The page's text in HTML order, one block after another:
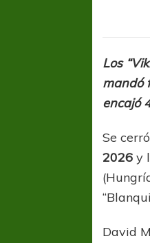
Los
mandó
encajó
Se
2026 y
David